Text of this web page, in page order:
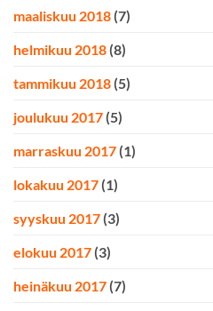
maaliskuu 2018 (7)
helmikuu 2018 (8)
tammikuu 2018 (5)
joulukuu 2017 (5)
marraskuu 2017 (1)
lokakuu 2017 (1)
syyskuu 2017 (3)
elokuu 2017 (3)
heinäkuu 2017 (7)